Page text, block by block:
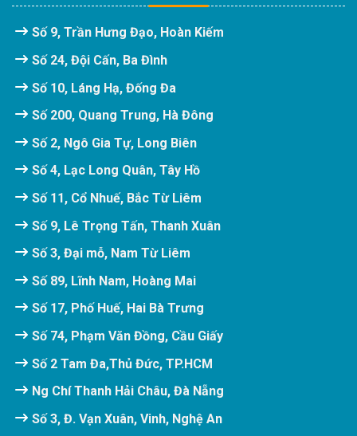
Số 9, Trần Hưng Đạo, Hoàn Kiếm
Số 24, Đội Cấn, Ba Đình
Số 10, Láng Hạ, Đống Đa
Số 200, Quang Trung, Hà Đông
Số 2, Ngô Gia Tự, Long Biên
Số 4, Lạc Long Quân, Tây Hồ
Số 11, Cổ Nhuế, Bắc Từ Liêm
Số 9, Lê Trọng Tấn, Thanh Xuân
Số 3, Đại mỗ, Nam Từ Liêm
Số 89, Lĩnh Nam, Hoàng Mai
Số 17, Phố Huế, Hai Bà Trưng
Số 74, Phạm Văn Đồng, Cầu Giấy
Số 2 Tam Đa,Thủ Đức, TP.HCM
Ng Chí Thanh Hải Châu, Đà Nẵng
Số 3, Đ. Vạn Xuân, Vinh, Nghệ An